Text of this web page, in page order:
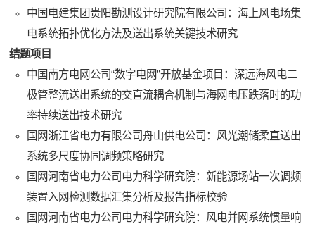
中国电建集团贵阳勘测设计研究院有限公司：海上风电场集
电系统拓扑优化方法及送出系统关键技术研究
结题项目
中国南方电网公司“数字电网”开放基金项目：深远海风电二
极管整流送出系统的交直流耦合机制与海网电压跌落时的功
率持续送出技术研究
国网浙江省电力有限公司舟山供电公司：风光潮储柔直送出
系统多尺度协同调频策略研究
国网河南省电力公司电力科学研究院：新能源场站一次调频
装置入网检测数据汇集分析及报告指标校验
国网河南省电力公司电力科学研究院：风电并网系统惯量响